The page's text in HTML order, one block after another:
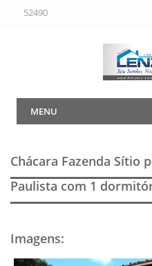
52490
MENU
Chácara Fazenda Sítio
Paulista com 1
Imagens: